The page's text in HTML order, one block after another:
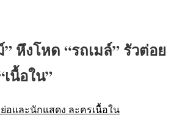
หึงโหด “รถเมล์” รัวต่อย
นื้อใน”
ย่อและนักแสดง ละครเนื้อใน